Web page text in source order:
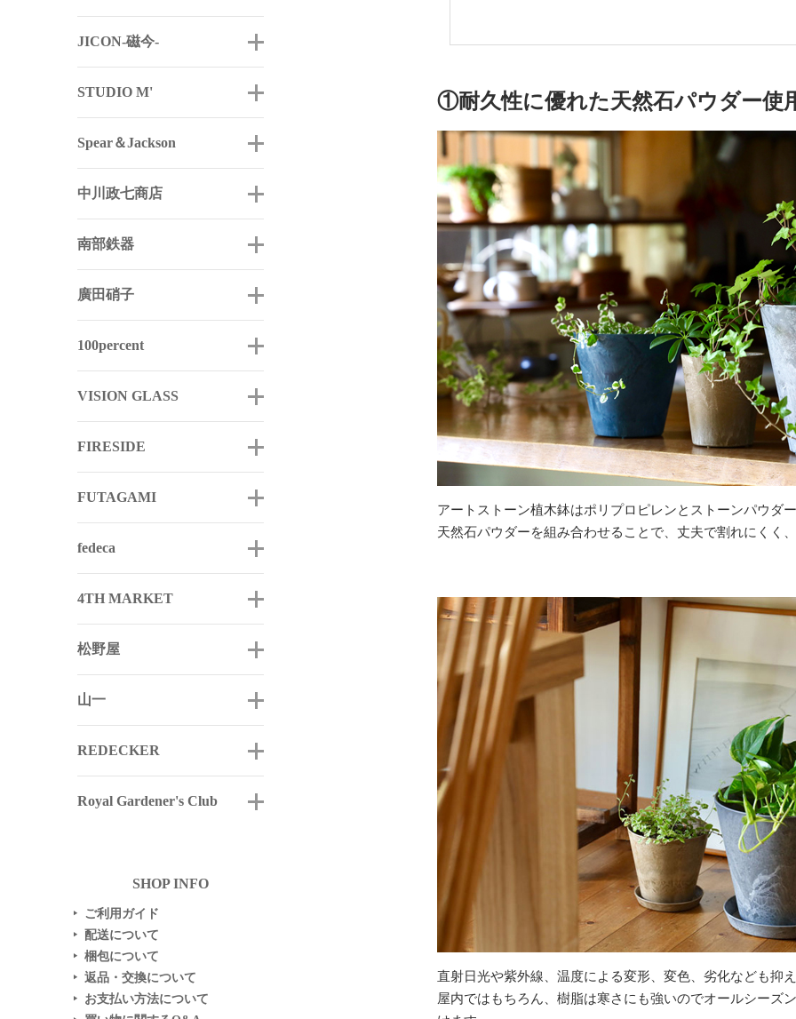
JICON-磁今-
STUDIO M'
Spear＆Jackson
中川政七商店
南部鉄器
廣田硝子
100percent
VISION GLASS
FIRESIDE
FUTAGAMI
fedeca
4TH MARKET
松野屋
山一
REDECKER
Royal Gardener's Club
SHOP INFO
▶ ご利用ガイド
▶ 配送について
▶ 梱包について
▶ 返品・交換について
▶ お支払い方法について
①耐久性に優れた天然石パウダー使
アートストーン植木鉢はポリプロピレンとストーンパウダ
天然石パウダーを組み合わせることで、丈夫で割れにくく
直射日光や紫外線、温度による変形、変色、劣化なども抑
屋内ではもちろん、樹脂は寒さにも強いのでオールシーズ